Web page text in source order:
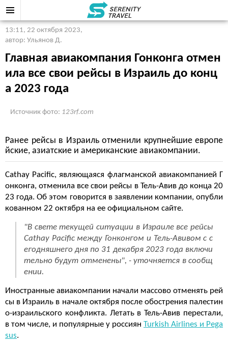
13:11, 22 октября 2023,
автор: Ульянов Д.
Главная авиакомпания Гонконга отмен
ила все свои рейсы в Израиль до конц
а 2023 года
Источник фото: 123rf.com
Ранее рейсы в Израиль отменили крупнейшие европе
йские, азиатские и американские авиакомпании.
Cathay Pacific, являющаяся флагманской авиакомпанией Г
онконга, отменила все свои рейсы в Тель-Авив до конца 20
23 года. Об этом говорится в заявлении компании, опубли
кованном 22 октября на ее официальном сайте.
"В свете текущей ситуации в Израиле все рейсы
Cathay Pacific между Гонконгом и Тель-Авивом с с
егодняшнего дня по 31 декабря 2023 года включи
тельно будут отменены", - уточняется в сообщ
ении.
Иностранные авиакомпании начали массово отменять рей
сы в Израиль в начале октября после обострения палестин
о-израильского конфликта. Летать в Тель-Авив перестали,
в том числе, и популярные у россиян Turkish Airlines и Pega
sus.